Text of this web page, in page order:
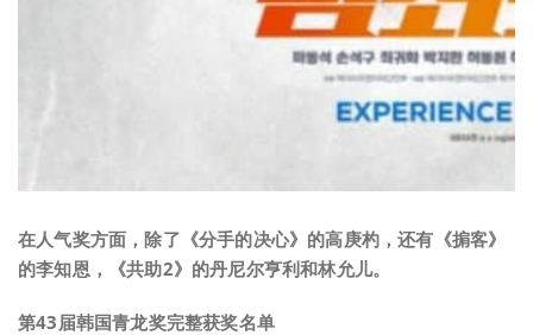
在人气奖方面，除了《分手的决心》的高庚杓，还有《掮客》
的李知恩，《共助2》的丹尼尔亨利和林允儿。
第43届韩国青龙奖完整获奖名单